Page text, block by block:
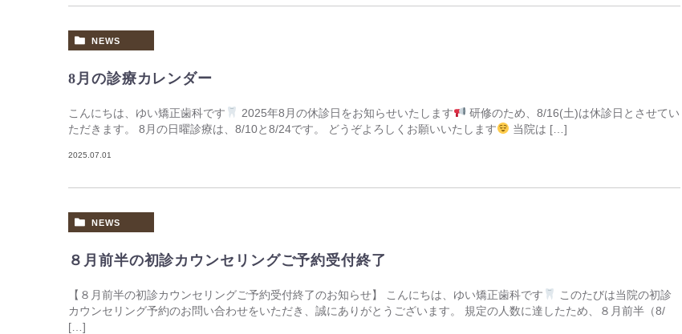
NEWS
8月の診療カレンダー
こんにちは、ゆい矯正歯科です 2025年8月の休診日をお知らせいたします
研修のため、8/16(土)は休診日とさせてい
ただきます。 8月の日曜診療は、8/10と8/24です。 どうぞよろしくお願いいたします
当院は […]
2025.07.01
NEWS
８月前半の初診カウンセリングご予約受付終了
【８月前半の初診カウンセリングご予約受付終了のお知らせ】 こんにちは、ゆい矯正歯科です
このたびは当院の初診
カウンセリング予約のお問い合わせをいただき、誠にありがとうございます。 規定の人数に達したため、８月前半（8/
[…]